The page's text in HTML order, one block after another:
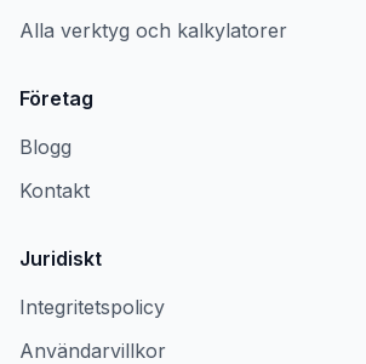
Alla verktyg och kalkylatorer
Företag
Blogg
Kontakt
Juridiskt
Integritetspolicy
Användarvillkor